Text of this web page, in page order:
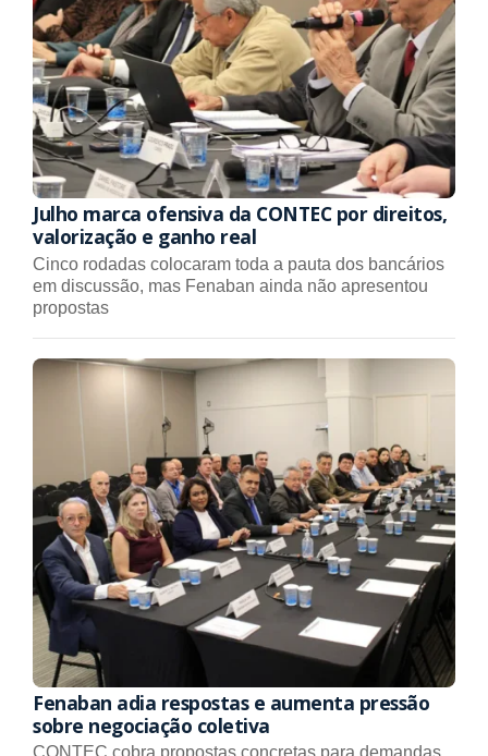
Julho marca ofensiva da CONTEC por direitos,
valorização e ganho real
Cinco rodadas colocaram toda a pauta dos bancários
em discussão, mas Fenaban ainda não apresentou
propostas
Fenaban adia respostas e aumenta pressão
sobre negociação coletiva